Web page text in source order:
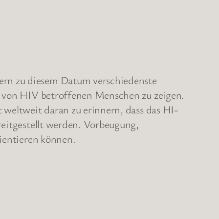
zu diesem Datum verschiedenste
HIV betroffenen Menschen zu zeigen.
daran zu erinnern, dass das HI-
werden. Vorbeugung,
können.